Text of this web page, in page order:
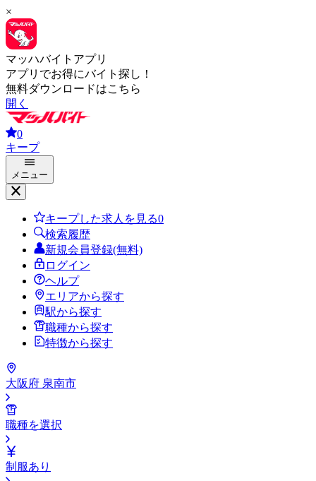
×
マッハバイトアプリ
アプリでお得にバイト探し！
無料ダウンロードはこちら
開く
0
キープ
メニュー
キープした求人を見る0
検索履歴
新規会員登録(無料)
ログイン
ヘルプ
エリアから探す
駅から探す
職種から探す
特徴から探す
大阪府 泉南市
職種を選択
制服あり